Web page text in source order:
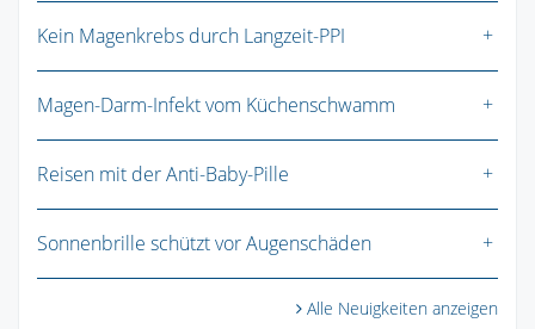
Kein Magenkrebs durch Langzeit-PPI
Magen-Darm-Infekt vom Küchenschwamm
Reisen mit der Anti-Baby-Pille
Sonnenbrille schützt vor Augenschäden
Alle Neuigkeiten anzeigen